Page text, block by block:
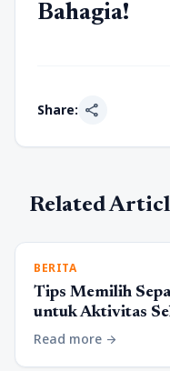
Bahagia!
Share: share
Related
BERITA
Tips Memilih
untuk Aktivitas
Read more arrow_forward